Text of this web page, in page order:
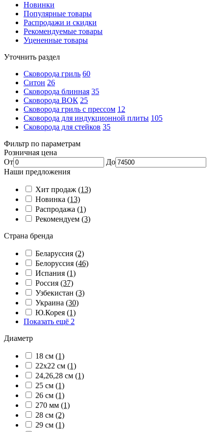
Новинки
Популярные товары
Распродажи и скидки
Рекомендуемые товары
Уцененные товары
Уточнить раздел
Сковорода гриль 60
Ситон 26
Сковорода блинная 35
Сковорода ВОК 25
Сковорода гриль с прессом 12
Сковорода для индукционной плиты 105
Сковорода для стейков 35
Фильтр по параметрам
Розничная цена
От
До
Наши предложения
Хит продаж (13)
Новинка (13)
Распродажа (1)
Рекомендуем (3)
Страна бренда
Беларуссия (2)
Белоруссия (46)
Испания (1)
Россия (37)
Узбекистан (3)
Украина (30)
Ю.Корея (1)
Показать ещё 2
Диаметр
18 см (1)
22х22 см (1)
24,26,28 см (1)
25 см (1)
26 см (1)
270 мм (1)
28 см (2)
29 см (1)